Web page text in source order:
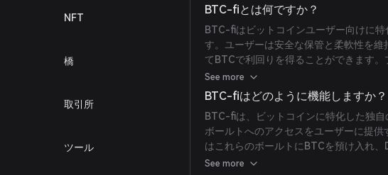
NFT
橋
取引所
ツール
BTC-fiとは何ですか？
BTC-fiはビットコインユーザー向けに
す。ユーザーは安全な保管と柔軟性を
てBTCで利回りを得ることができます
略を持つ複数のボールトを提供し、ユー
ることなくビットコインをDeFiで活用で
See more
BTC-fiはどのように機能しますか？
BTC-fiは、ビットコインに特化した独
ボールトへのアクセスをユーザーに提
はこれらのボールトにBTCを預け入れ
み出しながら、元の資産の安全性と流動
See more